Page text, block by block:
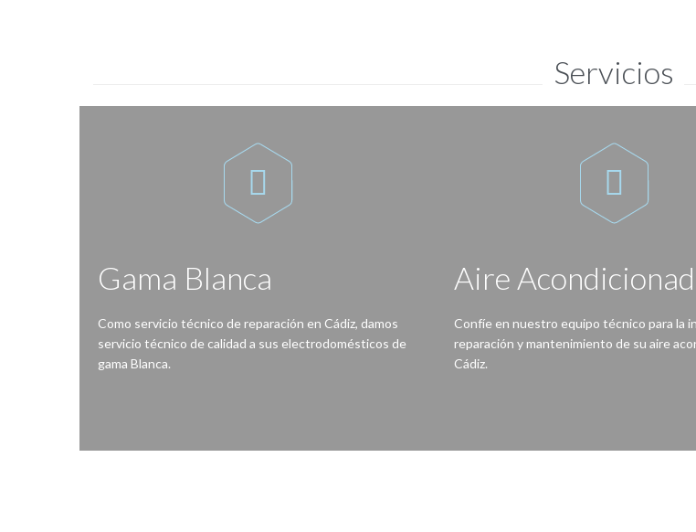
Servicios

Gama Blanca
Como servicio técnico de reparación en Cádiz, damos

Aire
Confíe en nuestro equipo técnico para la